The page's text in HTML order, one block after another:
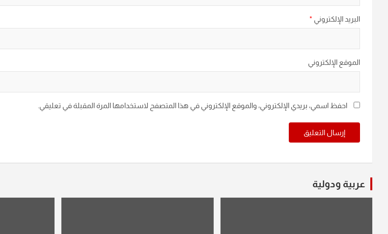
البريد الإلكتروني *
الموقع الإلكتروني
احفظ اسمي، بريدي الإلكتروني، والموقع الإلكتروني في هذا المتصفح لاستخدامها المرة المقبلة في تعليقي.
عربية ودولية